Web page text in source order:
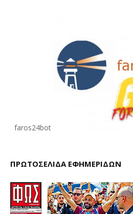
faros24bot
ΠΡΩΤΟΣΕΛΙΔΑ ΕΦΗΜΕΡΙΔΩΝ